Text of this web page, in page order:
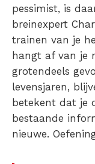
pessimist, is
breinexpert
trainen van je
hangt af van je
grotendeels
levensjaren,
betekent dat je
bestaande
nieuwe.